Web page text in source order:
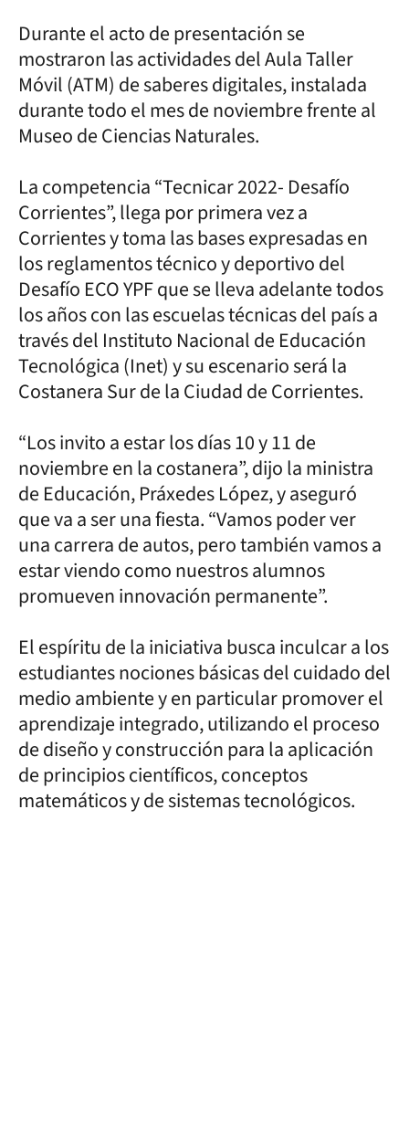
Durante el acto de presentación se
mostraron las actividades del Aula Taller
Móvil (ATM) de saberes digitales, instalada
durante todo el mes de noviembre frente al
Museo de Ciencias Naturales.
La competencia “Tecnicar 2022- Desafío
Corrientes”, llega por primera vez a
Corrientes y toma las bases expresadas en
los reglamentos técnico y deportivo del
Desafío ECO YPF que se lleva adelante todos
los años con las escuelas técnicas del país a
través del Instituto Nacional de Educación
Tecnológica (Inet) y su escenario será la
Costanera Sur de la Ciudad de Corrientes.
“Los invito a estar los días 10 y 11 de
noviembre en la costanera”, dijo la ministra
de Educación, Práxedes López, y aseguró
que va a ser una fiesta. “Vamos poder ver
una carrera de autos, pero también vamos a
estar viendo como nuestros alumnos
promueven innovación permanente”.
El espíritu de la iniciativa busca inculcar a los
estudiantes nociones básicas del cuidado del
medio ambiente y en particular promover el
aprendizaje integrado, utilizando el proceso
de diseño y construcción para la aplicación
de principios científicos, conceptos
matemáticos y de sistemas tecnológicos.